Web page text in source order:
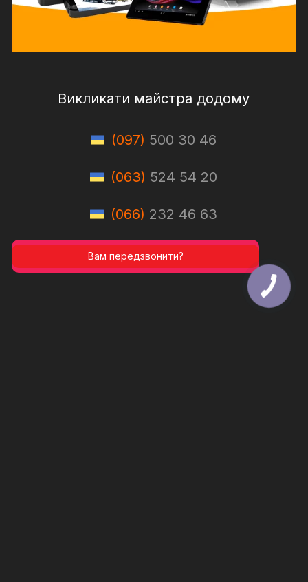
Викликати майстра додому
(097) 500 30 46
(063) 524 54 20
(066) 232 46 63
Вам передзвонити?